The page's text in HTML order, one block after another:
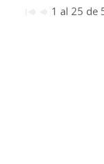
1 al 25 de